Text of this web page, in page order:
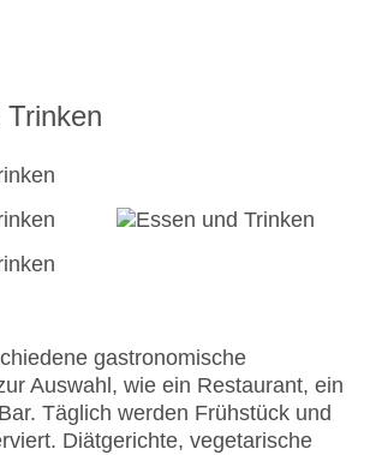
Gebühr
Renovierung: 2024
1
der Zimmer: 170
American Express, Diners Club,
Visa
4 Sterne
gastronomische
Auswahl, wie ein Restaurant, ein
Täglich werden Frühstück und
Diätgerichte, vegetarische